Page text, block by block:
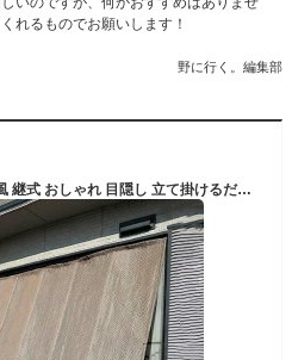
れるものでお願いします！
野に行く。編集部
日よけ 窓 外側 幅3m たてす 洋風 継式 おしゃれ 目隠し 立て掛けるだけ 西日対策 日よけシェード すだれ スクリーン サンシェード 紫外線 日差し対策(あす楽